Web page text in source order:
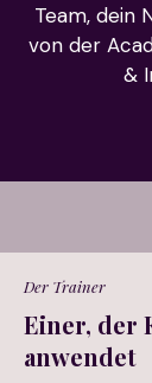
Team, dein
von der
&
Der Trainer
Einer, der
anwendet